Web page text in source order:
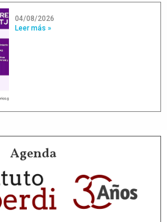
04/08/2026
Leer más »
Agenda